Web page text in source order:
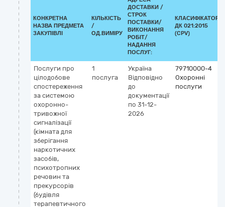
КОНКРЕТНА
НАЗВА ПРЕДМЕТА
ЗАКУПІВЛІ
КІЛЬКІСТЬ
/
ОД.ВИМІРУ
ДОСТАВКИ /
СТРОК
ПОСТАВКИ/
ВИКОНАННЯ
РОБІТ/
НАДАННЯ
ПОСЛУГ:
КЛАСИФІКАТОР
ДК 021:2015
(CPV)
Послуги про
цілодобове
спостереження
за системою
охоронно-
тривожної
сигналізації
(кімната для
зберігання
наркотичних
засобів,
психотропних
речовин та
прекурсорів
(будівля
терапевтичного
1
послуга
Україна
Відповідно
до
документації
по 31-12-
2026
79710000-4
Охоронні
послуги